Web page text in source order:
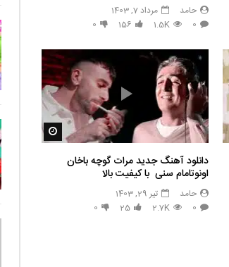
حامد
مرداد 7, 1403
0
1.5K
156
0
مشاهده بعدا
دانلود آهنگ جدید مرات گوچه باخان
اونوتامام سنی با کیفیت بالا
حامد
تیر 29, 1403
0
2.7K
25
0